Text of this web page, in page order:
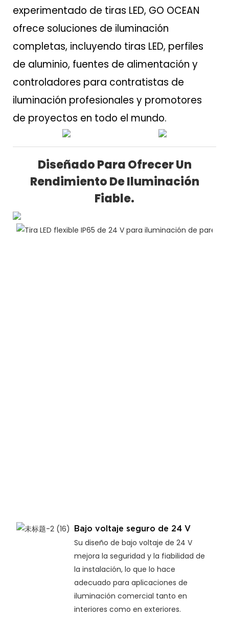
experimentado de tiras LED, GO OCEAN
ofrece soluciones de iluminación
completas, incluyendo tiras LED, perfiles
de aluminio, fuentes de alimentación y
controladores para contratistas de
iluminación profesionales y promotores
de proyectos en todo el mundo.
Diseñado Para Ofrecer Un
Rendimiento De Iluminación
Fiable.
Bajo voltaje seguro de 24 V
Su diseño de bajo voltaje de 24 V
mejora la seguridad y la fiabilidad de
la instalación, lo que lo hace
adecuado para aplicaciones de
iluminación comercial tanto en
interiores como en exteriores.